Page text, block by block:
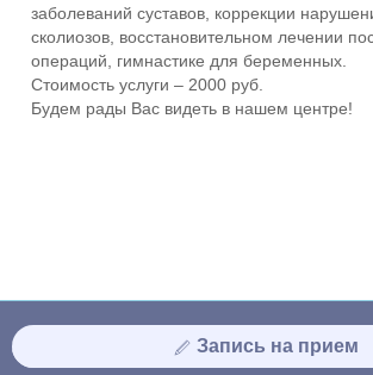
заболеваний суставов, коррекции
сколиозов, восстановительном лечении
операций, гимнастике для беременных.
Стоимость услуги – 2000 руб.
Будем рады Вас видеть в нашем центре!
Запись на прием